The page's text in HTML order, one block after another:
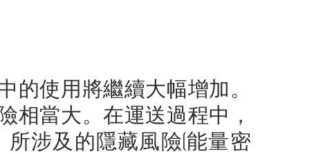
使用將繼續大幅增加。
相當大。在運送過程中，
涉及的隱藏風險(能量密